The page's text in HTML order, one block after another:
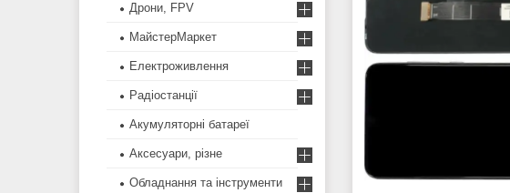
Дрони, FPV
МайстерМаркет
Електроживлення
Радіостанції
Акумуляторні батареї
Аксесуари, різне
Обладнання та інструменти